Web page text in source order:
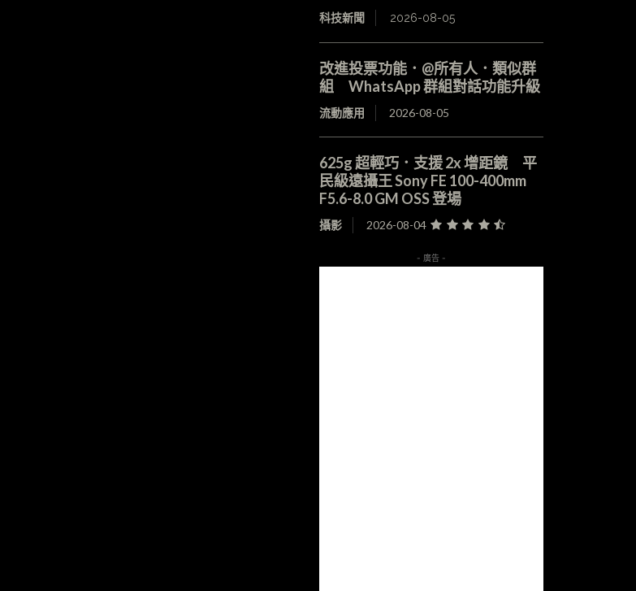
科技新聞 2026-08-05
改進投票功能．@所有人．類似群
組 WhatsApp 群組對話功能升級
流動應用 2026-08-05
625g 超輕巧．支援 2x 增距鏡 平
民級遠攝王 Sony FE 100-400mm
F5.6-8.0 GM OSS 登場
攝影 2026-08-04
- 廣告 -